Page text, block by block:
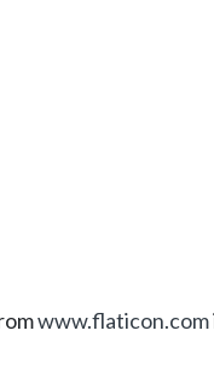
www.flaticon.com